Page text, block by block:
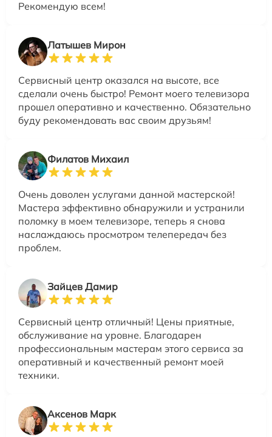
Рекомендую всем!
Латышев Мирон
Сервисный центр оказался на высоте, все
сделали очень быстро! Ремонт моего телевизора
прошел оперативно и качественно. Обязательно
буду рекомендовать вас своим друзьям!
Филатов Михаил
Очень доволен услугами данной мастерской!
Мастера эффективно обнаружили и устранили
поломку в моем телевизоре, теперь я снова
наслаждаюсь просмотром телепередач без
проблем.
Зайцев Дамир
Сервисный центр отличный! Цены приятные,
обслуживание на уровне. Благодарен
профессиональным мастерам этого сервиса за
оперативный и качественный ремонт моей
техники.
Аксенов Марк